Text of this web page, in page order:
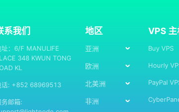
系我们
址：6/F MANULIFE
348 KWUN TONG
KL
话: +852 68969513
务邮箱:
地区
亚洲
欧洲
北美洲
非洲
VPS 主
Buy VPS
Hourly
PayPal